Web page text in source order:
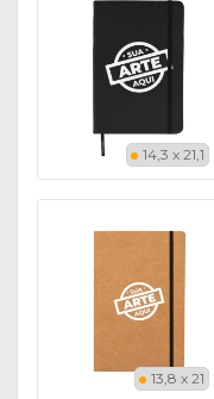
14,3 x 21,1
13,8 x 21